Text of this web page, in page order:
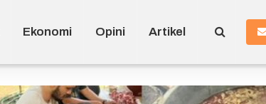
Ekonomi Opini Artikel